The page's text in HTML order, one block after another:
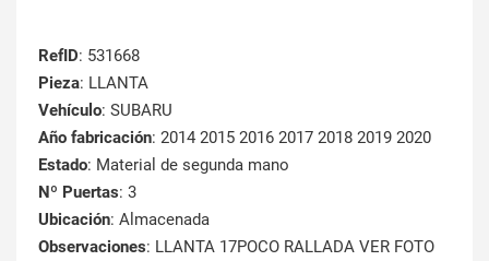
RefID: 531668
Pieza: LLANTA
Vehículo: SUBARU
Año fabricación: 2014 2015 2016 2017 2018 2019 2020
Estado: Material de segunda mano
Nº Puertas: 3
Ubicación: Almacenada
Observaciones: LLANTA 17POCO RALLADA VER FOTO